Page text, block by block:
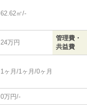
62.62㎡/-
24万円
管理費・
共益費
1ヶ月/1ヶ月/0ヶ月
0万円/-